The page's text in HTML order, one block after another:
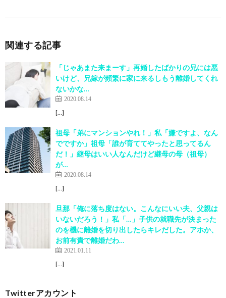
関連する記事
「じゃあまた来まーす」再婚したばかりの兄には悪
いけど、兄嫁が頻繁に家に来るしもう離婚してくれ
ないかな…
2020.08.14
[…]
祖母「弟にマンションやれ！」私「嫌ですよ、なん
でですか」祖母「誰が育ててやったと思ってるん
だ！」継母はいい人なんだけど継母の母（祖母）
が…
2020.08.14
[…]
旦那「俺に落ち度はない。こんなにいい夫、父親は
いないだろう！」私「…」子供の就職先が決まった
のを機に離婚を切り出したらキレだした。アホか、
お前有責で離婚だわ…
2021.01.11
[…]
Twitterアカウント